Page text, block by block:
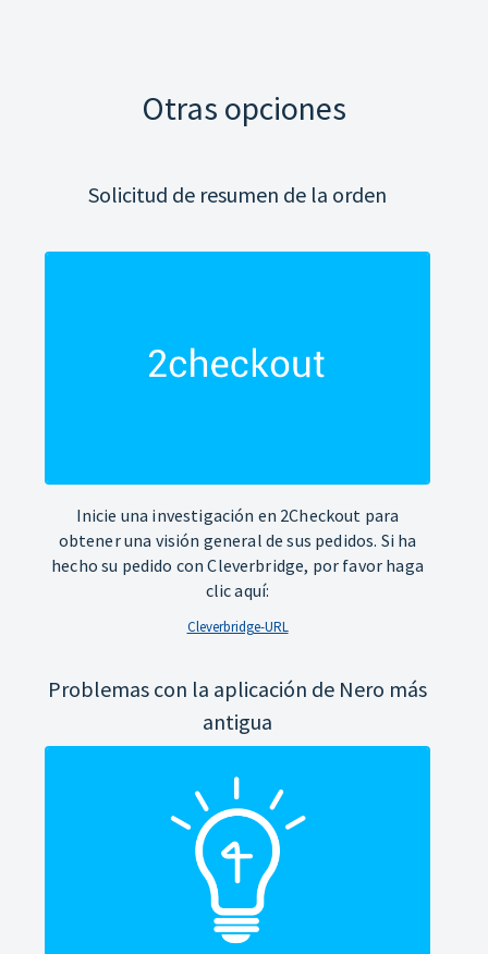
Otras opciones
Solicitud de resumen de la orden
Inicie una investigación en 2Checkout para
obtener una visión general de sus pedidos. Si ha
hecho su pedido con Cleverbridge, por favor haga
clic aquí:
Cleverbridge-URL
Problemas con la aplicación de Nero más
antigua